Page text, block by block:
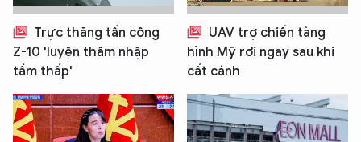
Trực thăng tấn công
Z-10 'luyện thâm nhập
tầm thấp'
UAV trợ chiến tàng
hình Mỹ rơi ngay sau khi
cất cánh